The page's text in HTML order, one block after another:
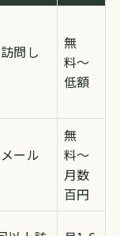
問し
無
料〜
低額
ール
無
料〜
月数
百円